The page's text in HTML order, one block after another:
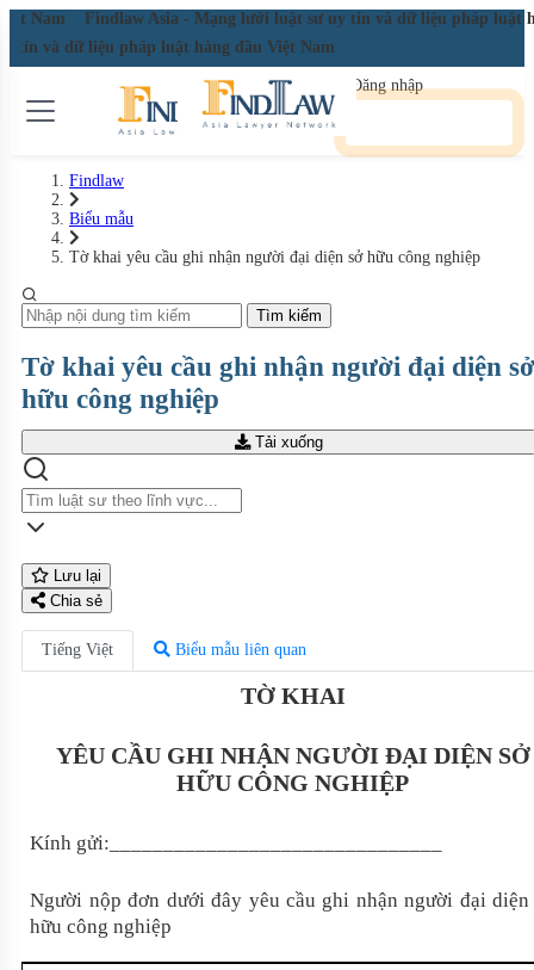
Nam Findlaw Asia - Mạng lưới luật sư uy tín và dữ liệu pháp luật
tín và dữ liệu pháp luật hàng đầu Việt Nam
Đăng nhập
Findlaw
Biểu mẫu
Tờ khai yêu cầu ghi nhận người đại diện sở hữu công nghiệp
Tìm kiếm
Tờ khai yêu cầu ghi nhận người đại diện sở
hữu công nghiệp
Tải xuống
Lưu lại
Chia sẻ
Tiếng Việt Biểu mẫu liên quan
TỜ KHAI
YÊU CẦU GHI NHẬN NGƯỜI ĐẠI DIỆN SỞ
HỮU CÔNG NGHIỆP
Kính gửi:_______________________________
Người nộp đơn dưới đây yêu cầu ghi nhận người đại diện
hữu công nghiệp